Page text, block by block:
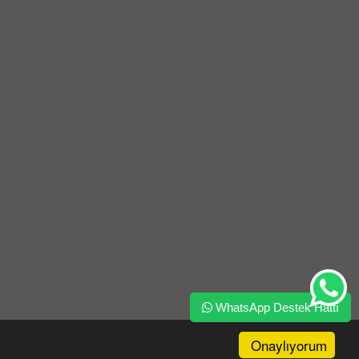
Onaylıyorum
WhatsApp Destek Hattı